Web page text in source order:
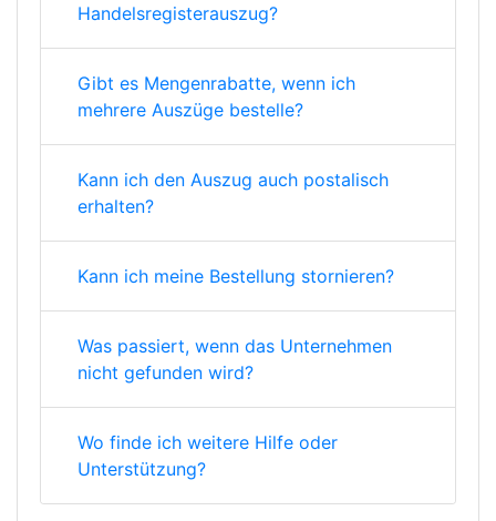
Handelsregisterauszug?
Gibt es Mengenrabatte, wenn ich
mehrere Auszüge bestelle?
Kann ich den Auszug auch postalisch
erhalten?
Kann ich meine Bestellung stornieren?
Was passiert, wenn das Unternehmen
nicht gefunden wird?
Wo finde ich weitere Hilfe oder
Unterstützung?